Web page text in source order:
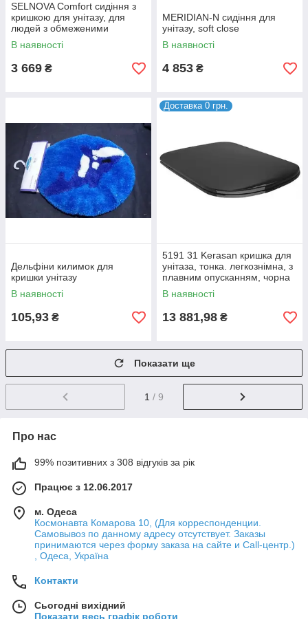
SELNOVA Comfort сидіння з
кришкою для унітазу, для
людей з обмеженими
можливостями, кріплення
зверху,
В наявності
3 669 ₴
MERIDIAN-N сидіння для
унітазу, soft close
В наявності
4 853 ₴
Дельфіни килимок для
кришки унітазу
В наявності
105,93 ₴
Доставка 0 грн.
5191 31 Kerasan кришка для
унітаза, тонка. легкознімна, з
плавним опусканням, чорна
матова
В наявності
13 881,98 ₴
Показати ще
1 / 9
Про нас
99% позитивних з 308 відгуків за рік
Працює з 12.06.2017
м. Одеса
Космонавта Комарова 10, (Для корреспонденции.
Самовывоз по данному адресу отсутствует. Заказы
принимаются через форму заказа на сайте и Call-центр.)
, Одеса, Україна
Контакти
Сьогодні вихідний
Показати весь графік роботи